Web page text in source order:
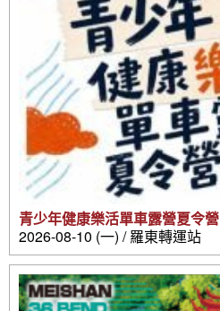
青少年健康樂活單車露營夏令營
2026-08-10 (一) / 羅東轉運站